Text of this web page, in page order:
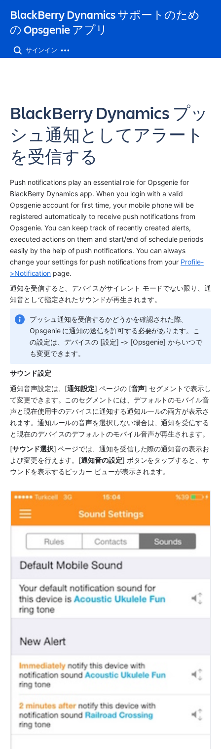
BlackBerry Dynamics サポートのため
の Opsgenie アプリ
サインイン
BlackBerry Dynamics プッ
シュ通知としてアラート
を受信する
Push notifications play an essential role for Opsgenie for
BlackBerry Dynamics app. When you login with a valid
Opsgenie account for first time, your mobile phone will be
registered automatically to receive push notifications from
Opsgenie. You can keep track of recently created alerts,
executed actions on them and start/end of schedule periods
easily by the help of push notifications. You can always
change your settings for push notifications from your Profile-
>Notification page.
通知を受信すると、デバイスがサイレント モードでない限り、通
知音として指定されたサウンドが再生されます。
プッシュ通知を受信するかどうかを確認された際、
Opsgenie に通知の送信を許可する必要があります。こ
の設定は、デバイスの [設定] -> [Opsgenie] からいつで
も変更できます。
サウンド設定
通知音声設定は、[通知設定] ページの [音声] セグメントで表示し
て変更できます。このセグメントには、デフォルトのモバイル音
声と現在使用中のデバイスに通知する通知ルールの両方が表示さ
れます。通知ルールの音声を選択しない場合は、通知を受信する
と現在のデバイスのデフォルトのモバイル音声が再生されます。
[サウンド選択] ページでは、通知を受信した際の通知音の表示お
よび変更を行えます。[通知音の設定] ボタンをタップすると、サ
ウンドを表示するピッカー ビューが表示されます。